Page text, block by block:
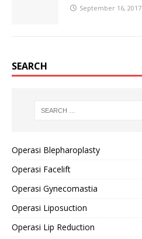
September 16, 2017
SEARCH
Operasi Blepharoplasty
Operasi Facelift
Operasi Gynecomastia
Operasi Liposuction
Operasi Lip Reduction